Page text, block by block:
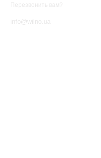
Перезвонить вам?
info@wilno.ua